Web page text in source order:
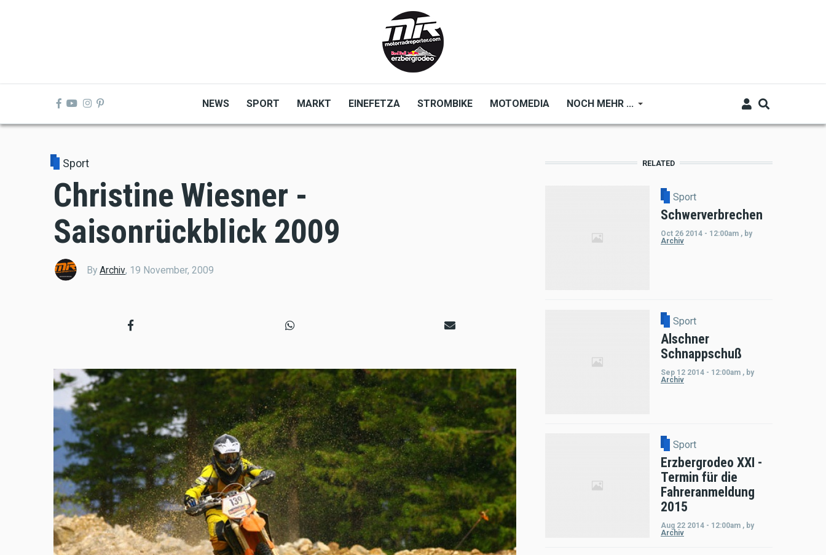
NEWS SPORT MARKT EINEFETZA STROMBIKE MOTOMEDIA NOCH MEHR ...
Sport
Christine Wiesner -
Saisonrückblick 2009
By Archiv, 19 November, 2009
RELATED
Sport
Schwerverbrechen
Oct 26 2014 - 12:00am , by
Archiv
Sport
Alschner
Schnappschuß
Sep 12 2014 - 12:00am , by
Archiv
Sport
Erzbergrodeo XXI -
Termin für die
Fahreranmeldung
2015
Aug 22 2014 - 12:00am , by
Archiv